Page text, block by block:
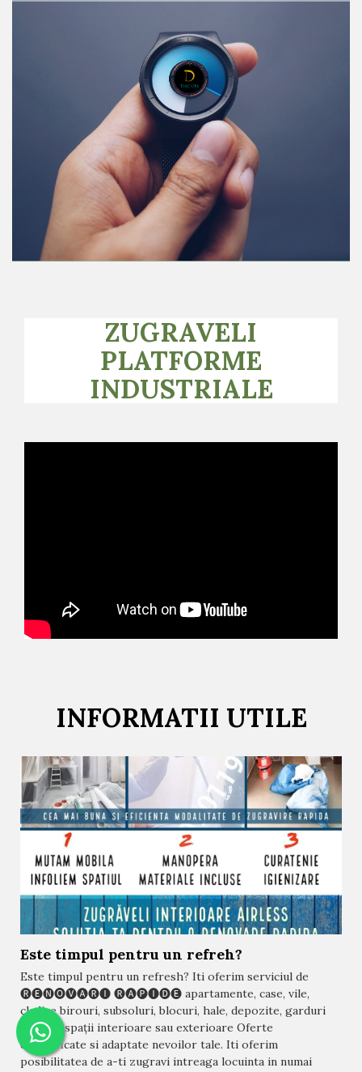
ZUGRAVELI
PLATFORME
INDUSTRIALE
INFORMATII UTILE
Este timpul pentru un refreh?
Este timpul pentru un refresh? Iti oferim serviciul de
🅡🅔🅝🅞🅥🅐🅡🅘 🅡🅐🅟🅘🅓🅔 apartamente, case, vile,
cladire birouri, subsoluri, blocuri, hale, depozite, garduri
sau alte spații interioare sau exterioare Oferte
diversificate si adaptate nevoilor tale. Iti oferim
posibilitatea de a-ti zugravi intreaga locuinta in numai